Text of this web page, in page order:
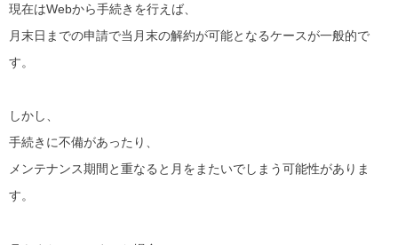
現在はWebから手続きを行えば、
月末日までの申請で当月末の解約が可能となるケースが一般的で
す。
しかし、
手続きに不備があったり、
メンテナンス期間と重なると月をまたいでしまう可能性がありま
す。